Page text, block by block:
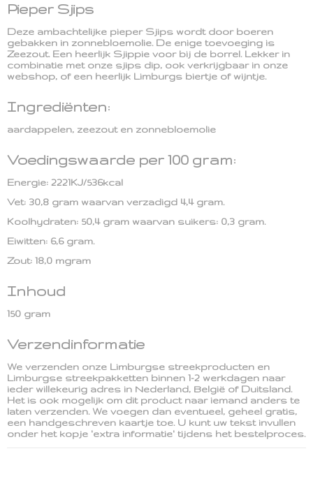
Pieper Sjips
Deze ambachtelijke pieper Sjips wordt door boeren
gebakken in zonnebloemolie. De enige toevoeging is
Zeezout. Een heerlijk Sjippie voor bij de borrel. Lekker in
combinatie met onze sjips dip, ook verkrijgbaar in onze
webshop, of een heerlijk Limburgs biertje of wijntje.
Ingrediënten:
aardappelen, zeezout en zonnebloemolie
Voedingswaarde per 100 gram:
Energie: 2221KJ/536kcal
Vet: 30,8 gram waarvan verzadigd 4,4 gram.
Koolhydraten: 50,4 gram waarvan suikers: 0,3 gram.
Eiwitten: 6,6 gram.
Zout: 18,0 mgram
Inhoud
150 gram
Verzendinformatie
We verzenden onze Limburgse streekproducten en
Limburgse streekpakketten binnen 1-2 werkdagen naar
ieder willekeurig adres in Nederland, België of Duitsland.
Het is ook mogelijk om dit product naar iemand anders te
laten verzenden. We voegen dan eventueel, geheel gratis,
een handgeschreven kaartje toe. U kunt uw tekst invullen
onder het kopje 'extra informatie' tijdens het bestelproces.